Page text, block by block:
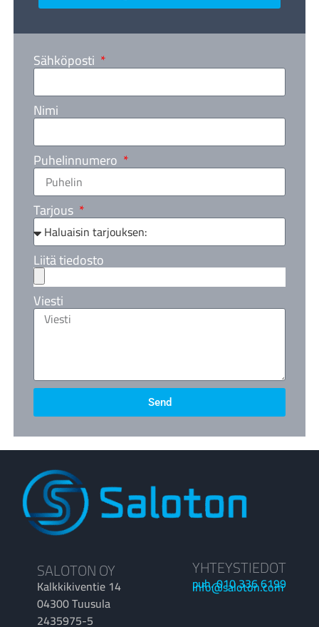
Sähköposti
Nimi
Puhelinnumero
Tarjous
Liitä tiedosto
Viesti
Send
SALOTON OY
Kalkkikiventie 14
04300 Tuusula
2435975-5
YHTEYSTIEDOT
puh. 010 336 6199
info@saloton.com